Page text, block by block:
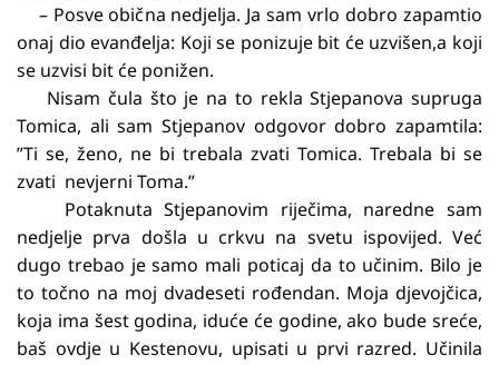
– Posve obična nedjelja. Ja sam vrlo dobro zapamtio
onaj dio evanđelja: Koji se ponizuje bit će uzvišen,a koji
se uzvisi bit će ponižen.
Nisam čula što je na to rekla Stjepanova supruga
Tomica, ali sam Stjepanov odgovor dobro zapamtila:
”Ti se, ženo, ne bi trebala zvati Tomica. Trebala bi se
zvati nevjerni Toma.”
Potaknuta Stjepanovim riječima, naredne sam
nedjelje prva došla u crkvu na svetu ispovijed. Već
dugo trebao je samo mali poticaj da to učinim. Bilo je
to točno na moj dvadeseti rođendan. Moja djevojčica,
koja ima šest godina, iduće će godine, ako bude sreće,
baš ovdje u Kestenovu, upisati u prvi razred. Učinila